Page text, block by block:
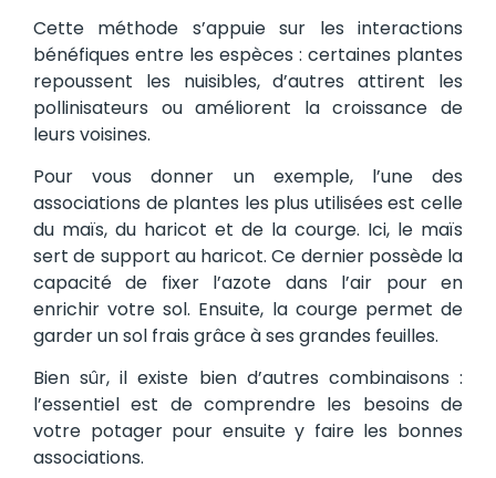
Cette méthode s’appuie sur les interactions
bénéfiques entre les espèces : certaines plantes
repoussent les nuisibles, d’autres attirent les
pollinisateurs ou améliorent la croissance de
leurs voisines.
Pour vous donner un exemple, l’une des
associations de plantes les plus utilisées est celle
du maïs, du haricot et de la courge. Ici, le maïs
sert de support au haricot. Ce dernier possède la
capacité de fixer l’azote dans l’air pour en
enrichir votre sol. Ensuite, la courge permet de
garder un sol frais grâce à ses grandes feuilles.
Bien sûr, il existe bien d’autres combinaisons :
l’essentiel est de comprendre les besoins de
votre potager pour ensuite y faire les bonnes
associations.